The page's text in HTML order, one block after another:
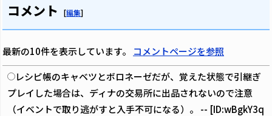
コメント [編集]
最新の10件を表示しています。 コメントページを参照
レシピ帳のキャベツとボロネーゼだが、覚えた状態で引継ぎ
プレイした場合は、ディナの交易所に出品されないので注意
（イベントで取り逃がすと入手不可になる）。 -- [ID:wBgkY3q